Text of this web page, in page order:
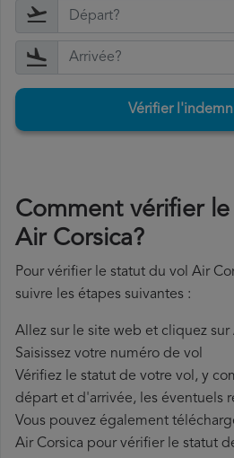
Vérifier
Comment vérifier
Air Corsica?
Pour vérifier le statut du vol Air
suivre les étapes suivantes :
Allez sur le site web et cliquez sur
Saisissez votre numéro de vol
Vérifiez le statut de votre vol, y
départ et d'arrivée, les éventuels
Vous pouvez également
Air Corsica pour vérifier le statut